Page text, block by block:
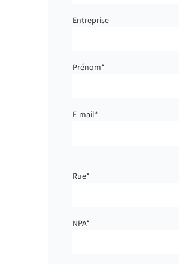
Entreprise
Prénom*
E-mail*
Rue*
NPA*